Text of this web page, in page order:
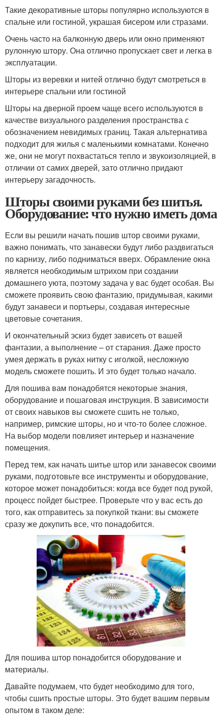
Такие декоративные шторы популярно используются в
спальне или гостиной, украшая бисером или стразами.
Очень часто на балконную дверь или окно применяют
рулонную штору. Она отлично пропускает свет и легка в
эксплуатации.
Шторы из веревки и нитей отлично будут смотреться в
интерьере спальни или гостиной
Шторы на дверной проем чаще всего используются в
качестве визуального разделения пространства с
обозначением невидимых границ. Такая альтернатива
подходит для жилья с маленькими комнатами. Конечно
же, они не могут похвастаться тепло и звукоизоляцией, в
отличии от самих дверей, зато отлично придают
интерьеру загадочность.
Шторы своими руками без шитья.
Оборудование: что нужно иметь дома
Если вы решили начать пошив штор своими руками,
важно понимать, что занавески будут либо раздвигаться
по карнизу, либо подниматься вверх. Обрамление окна
является необходимым штрихом при создании
домашнего уюта, поэтому задача у вас будет особая. Вы
сможете проявить свою фантазию, придумывая, какими
будут занавеси и портьеры, создавая интересные
цветовые сочетания.
И окончательный эскиз будет зависеть от вашей
фантазии, а выполнение – от старания. Даже просто
умея держать в руках нитку с иголкой, несложную
модель сможете пошить. И это будет только начало.
Для пошива вам понадобятся некоторые знания,
оборудование и пошаговая инструкция. В зависимости
от своих навыков вы сможете сшить не только,
например, римские шторы, но и что-то более сложное.
На выбор модели повлияет интерьер и назначение
помещения.
Перед тем, как начать шитье штор или занавесок своими
руками, подготовьте все инструменты и оборудование,
которое может понадобиться: когда все будет под рукой,
процесс пойдет быстрее. Проверьте что у вас есть до
того, как отправитесь за покупкой ткани: вы сможете
сразу же докупить все, что понадобится.
Для пошива штор понадобится оборудование и
материалы.
Давайте подумаем, что будет необходимо для того,
чтобы сшить простые шторы. Это будет вашим первым
опытом в таком деле: